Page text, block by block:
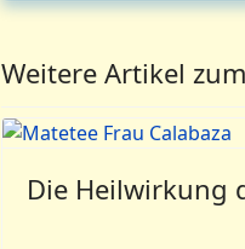
Weitere Artikel
Die Heilwirkung